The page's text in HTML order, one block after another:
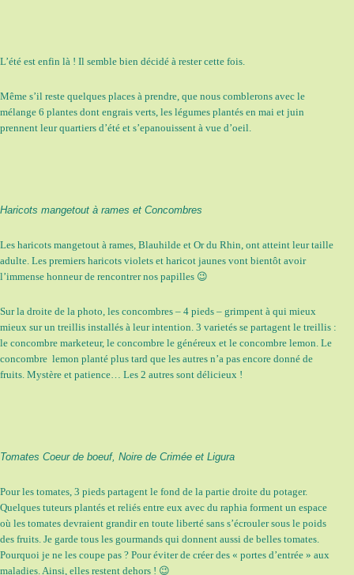
L’été est enfin là ! Il semble bien décidé à rester cette fois.
Même s’il reste quelques places à prendre, que nous comblerons avec le
mélange 6 plantes dont engrais verts, les légumes plantés en mai et juin
prennent leur quartiers d’été et s’epanouissent à vue d’oeil.
Haricots mangetout à rames et Concombres
Les haricots mangetout à rames, Blauhilde et Or du Rhin, ont atteint leur taille
adulte. Les premiers haricots violets et haricot jaunes vont bientôt avoir
l’immense honneur de rencontrer nos papilles 😉
Sur la droite de la photo, les concombres – 4 pieds – grimpent à qui mieux
mieux sur un treillis installés à leur intention. 3 varietés se partagent le treillis :
le concombre marketeur, le concombre le généreux et le concombre lemon. Le
concombre lemon planté plus tard que les autres n’a pas encore donné de
fruits. Mystère et patience… Les 2 autres sont délicieux !
Tomates Coeur de boeuf, Noire de Crimée et Ligura
Pour les tomates, 3 pieds partagent le fond de la partie droite du potager.
Quelques tuteurs plantés et reliés entre eux avec du raphia forment un espace
où les tomates devraient grandir en toute liberté sans s’écrouler sous le poids
des fruits. Je garde tous les gourmands qui donnent aussi de belles tomates.
Pourquoi je ne les coupe pas ? Pour éviter de créer des « portes d’entrée » aux
maladies. Ainsi, elles restent dehors ! 😉